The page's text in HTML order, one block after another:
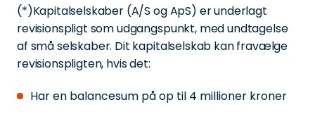
(*)Kapitalselskaber (A/S og ApS) er underlagt
revisionspligt som udgangspunkt, med undtagelse
af små selskaber. Dit kapitalselskab kan fravælge
revisionspligten, hvis det:
Har en balancesum på op til 4 millioner kroner